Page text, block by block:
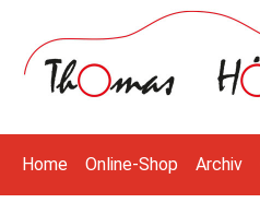
Hauptinhalt springen
Zur Suche springen
Zur Hauptnavigation springen
Home Online-Shop Archiv